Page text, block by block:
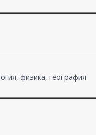
физика, география